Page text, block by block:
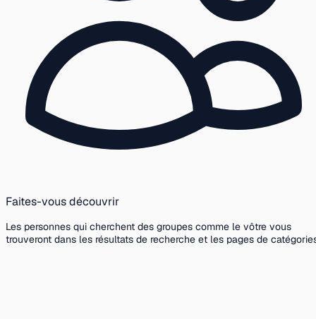
Faites-vous découvrir
Les personnes qui cherchent des groupes comme le vôtre vous
trouveront dans les résultats de recherche et les pages de